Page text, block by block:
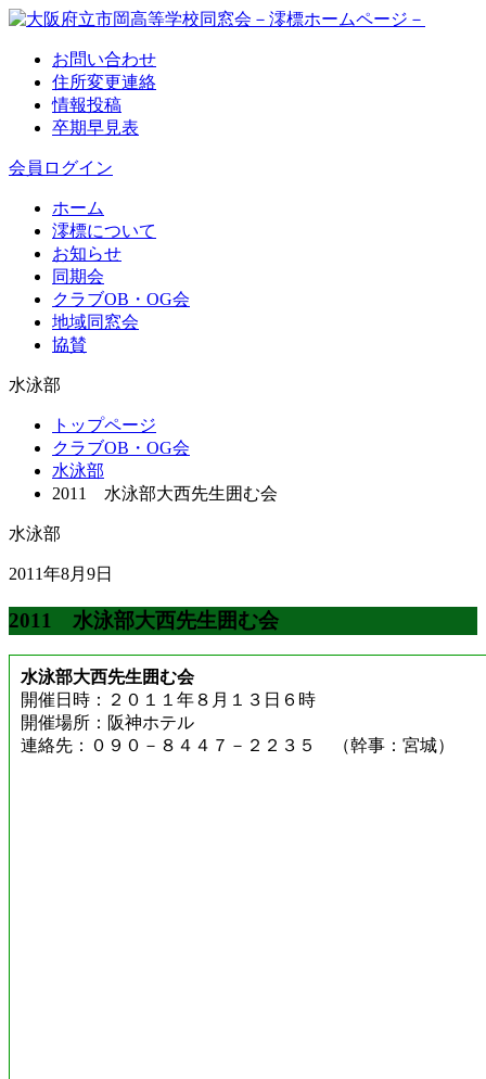
お問い合わせ
住所変更連絡
情報投稿
卒期早見表
会員ログイン
ホーム
澪標について
お知らせ
同期会
クラブOB・OG会
地域同窓会
協賛
水泳部
トップページ
クラブOB・OG会
水泳部
2011 水泳部大西先生囲む会
水泳部
2011年8月9日
2011 水泳部大西先生囲む会
水泳部大西先生囲む会
開催日時：２０１１年８月１３日６時
開催場所：阪神ホテル
連絡先：０９０－８４４７－２２３５ （幹事：宮城）